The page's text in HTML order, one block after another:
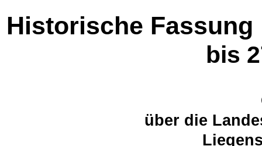
Historische Fassung
bis
über die